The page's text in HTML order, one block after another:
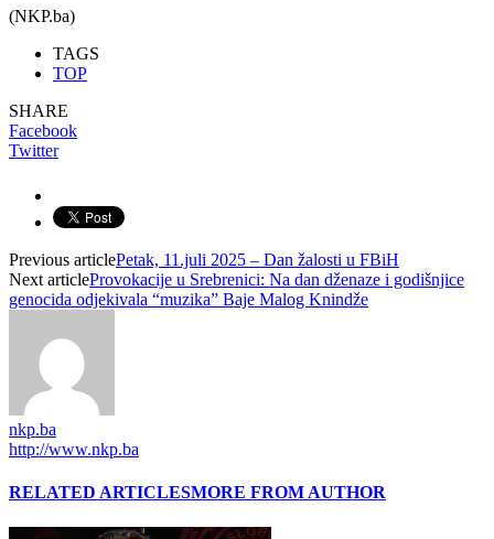
(NKP.ba)
TAGS
TOP
SHARE
Facebook
Twitter
Previous articlePetak, 11.juli 2025 – Dan žalosti u FBiH
Next articleProvokacije u Srebrenici: Na dan dženaze i godišnjice
genocida odjekivala “muzika” Baje Malog Knindže
nkp.ba
http://www.nkp.ba
RELATED ARTICLESMORE FROM AUTHOR